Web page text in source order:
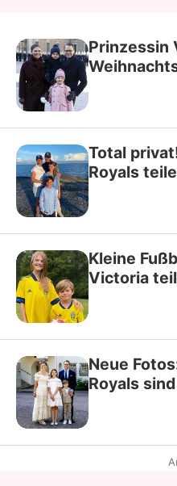
Prinzessin
Total
Royals
Kleine
Victoria
Neue
Royals